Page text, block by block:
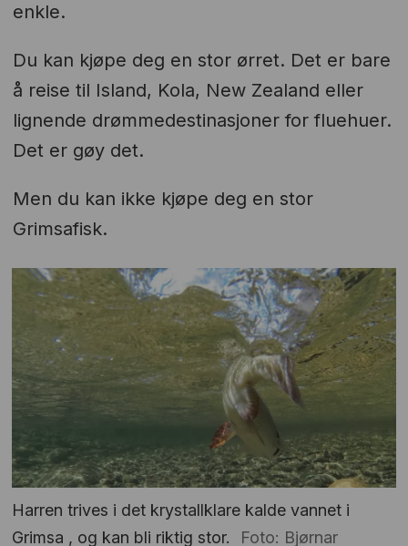
enkle.
Du kan kjøpe deg en stor ørret. Det er bare
å reise til Island, Kola, New Zealand eller
lignende drømmedestinasjoner for fluehuer.
Det er gøy det.
Men du kan ikke kjøpe deg en stor
Grimsafisk.
Harren trives i det krystallklare kalde vannet i
Grimsa , og kan bli riktig stor.
Foto: Bjørnar